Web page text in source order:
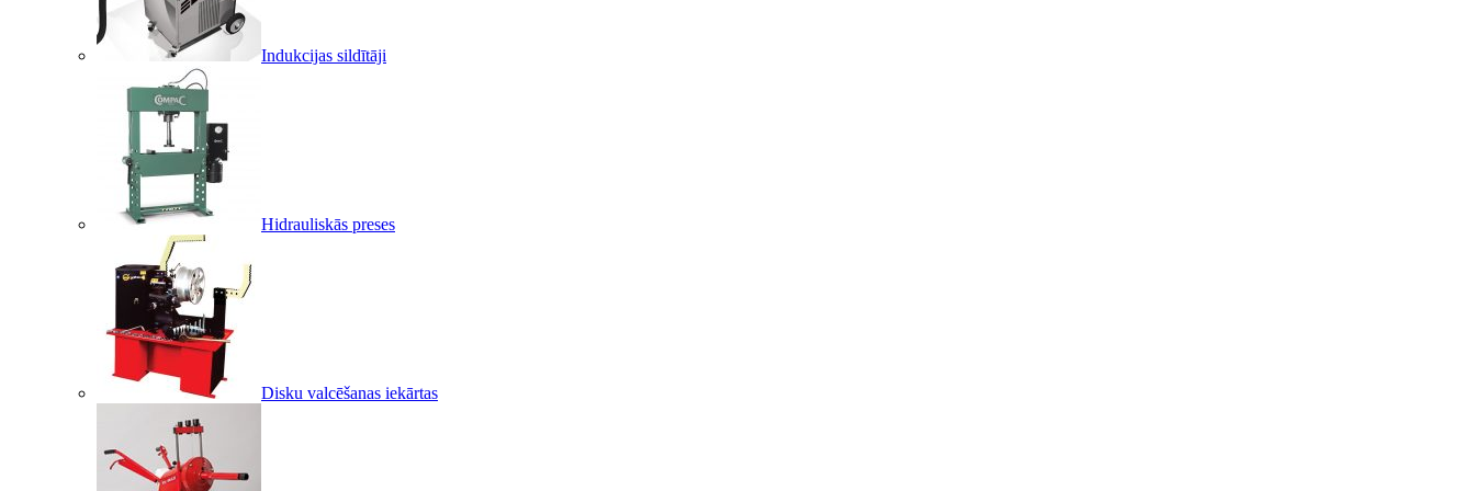
Indukcijas sildītāji
Hidrauliskās preses
Disku valcēšanas iekārtas